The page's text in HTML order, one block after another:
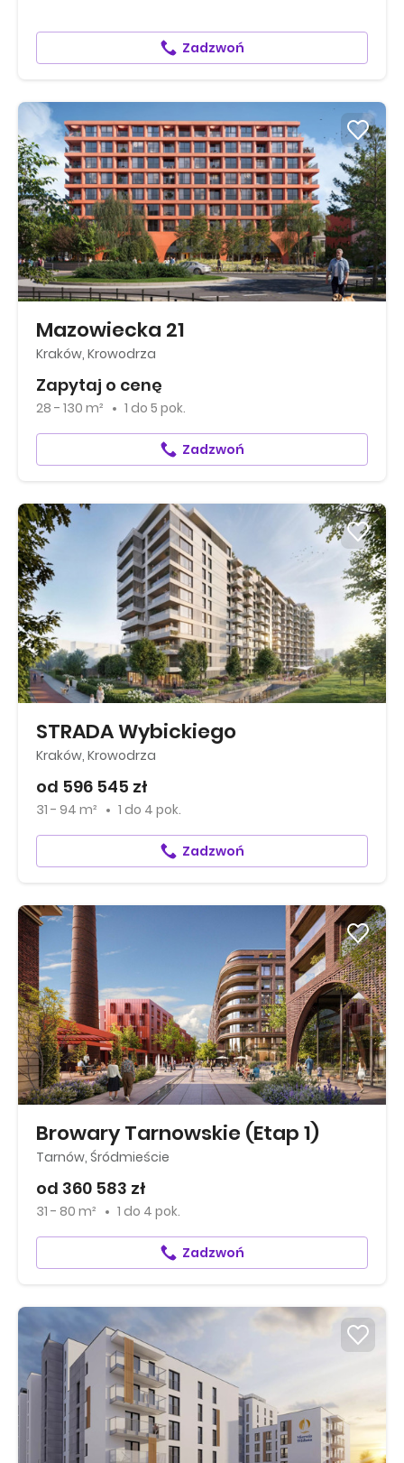
Zadzwoń
Mazowiecka 21
Kraków, Krowodrza
Zapytaj o cenę
28 - 130 m² 1 do 5 pok.
Zadzwoń
STRADA Wybickiego
Kraków, Krowodrza
od 596 545 zł
31 - 94 m² 1 do 4 pok.
Zadzwoń
Browary Tarnowskie (Etap 1)
Tarnów, Śródmieście
od 360 583 zł
31 - 80 m² 1 do 4 pok.
Zadzwoń